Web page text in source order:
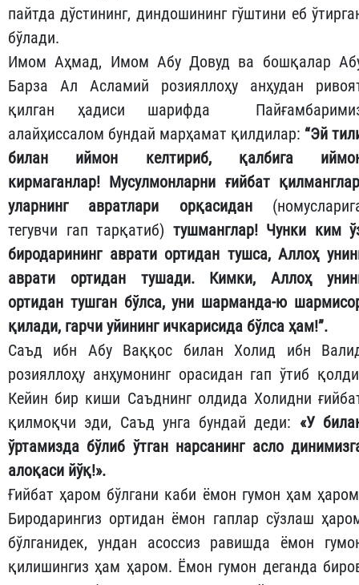
пайтда дўстининг, диндошининг гўштини еб
бўлади.
Имом Аҳмад, Имом Абу Довуд ва бошқалар
Барза Ал Асламий розияллоҳу анҳудан
қилган ҳадиси шарифда
алайҳиссалом бундай марҳамат қилдилар: “Эй
билан иймон келтириб, қалбига
кирмаганлар! Мусулмонларни ғийбат
уларнинг авратлари орқасидан
тегувчи гап тарқатиб) тушманглар! Чунки ким
биродарининг аврати ортидан тушса, Аллоҳ
аврати ортидан тушади. Кимки, Аллоҳ
ортидан тушган бўлса, уни шарманда-ю
қилади, гарчи уйининг ичкарисида бўлса ҳам!”.
Саъд ибн Абу Ваққос билан Холид ибн
розияллоҳу анҳумонинг орасидан гап ўтиб
Кейин бир киши Саъднинг олдида Холидни
қилмоқчи эди, Саъд унга бундай деди: «У
ўртамизда бўлиб ўтган нарсанинг асло
алоқаси йўқ!».
Ғийбат ҳаром бўлгани каби ёмон гумон ҳам
Биродарингиз ортидан ёмон гаплар сўзлаш
бўлганидек, ундан асоссиз равишда ёмон
қилишингиз ҳам ҳаром. Ёмон гумон деганда